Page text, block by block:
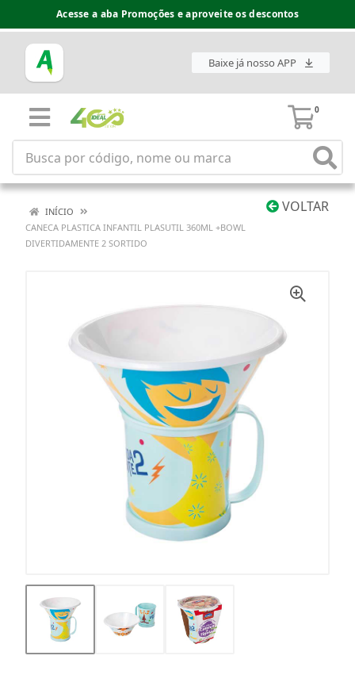
Acesse a aba Promoções e aproveite os descontos
Baixe já nosso APP
0
VOLTAR
INÍCIO
CANECA PLASTICA INFANTIL PLASUTIL 360ML +BOWL
DIVERTIDAMENTE 2 SORTIDO